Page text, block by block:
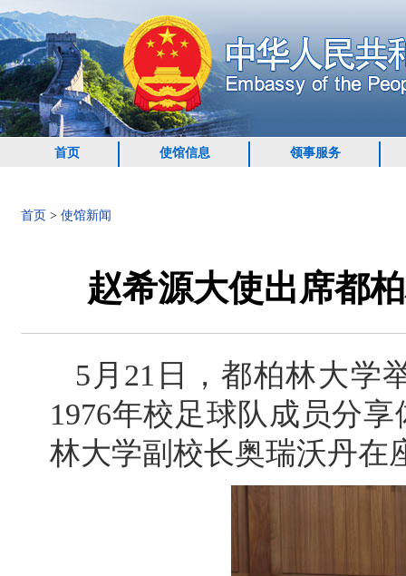
首页 使馆信息 领事服务
首页 > 使馆新闻
赵希源大使出席都
5月21日，都柏林大学
1976年校足球队成员分
林大学副校长奥瑞沃丹在